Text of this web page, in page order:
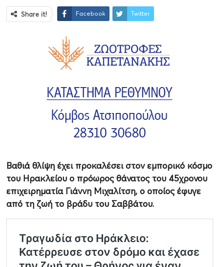
Share it! Facebook Twitter
Βαθιά θλίψη έχει προκαλέσει στον εμπορικό κόσμο
του Ηρακλείου ο πρόωρος θάνατος του 45χρονου
επιχειρηματία Γιάννη Μιχαλίτση, ο οποίος έφυγε
από τη ζωή το βράδυ του Σαββάτου.